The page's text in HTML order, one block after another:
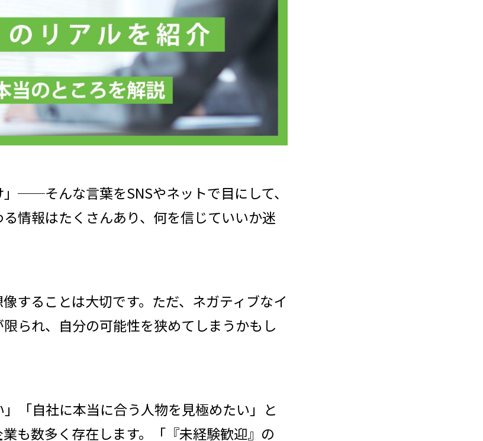
──そんな言葉をSNSやネットで目にして、
情報はたくさんあり、何を信じていいか迷
することは大切です。ただ、ネガティブなイ
られ、自分の可能性を狭めてしまうかもし
「自社に本当に合う人物を見極めたい」と
も数多く存在します。「『未経験歓迎』の